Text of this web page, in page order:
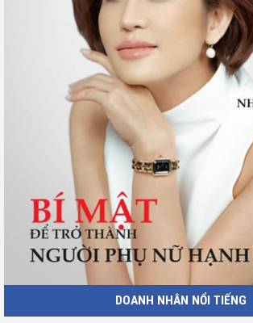
DOANH NHÂN NỔI TIẾNG